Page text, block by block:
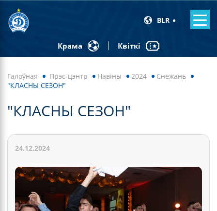
BLR
Крама Квіткі
Галоўная Прэс-цэнтр Навiны 2024
Снежань
"КЛАСНЫ СЕЗОН"
"КЛАСНЫ СЕЗОН"
24.12.2024